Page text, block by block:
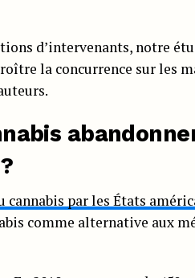
d’intervenants, notre
la concurrence sur les
par les États
comme alternative aux